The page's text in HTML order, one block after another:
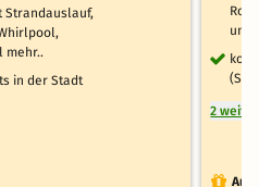
Strandauslauf,
mehr..
in der Stadt
Rot/
2